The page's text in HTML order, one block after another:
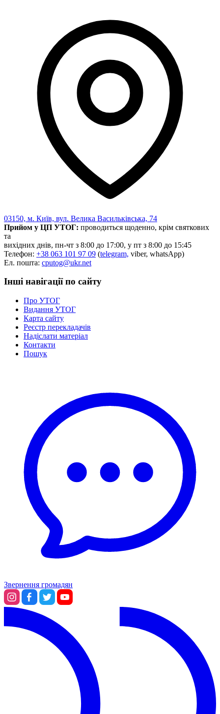
03150, м. Київ, вул. Велика Васильківська, 74
Прийом у ЦП УТОГ: проводиться щоденно, крім святкових
та
вихідних днів, пн-чт з 8:00 до 17:00, у пт з 8:00 до 15:45
Телефон: +38 063 101 97 09 (telegram, viber, whatsApp)
Ел. пошта: cputog@ukr.net
Інші навігації по сайту
Про УТОГ
Видання УТОГ
Карта сайту
Реєстр перекладачів
Надіслати матеріал
Контакти
Пошук
Звернення громадян